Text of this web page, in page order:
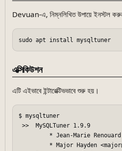
Devuan-এ, নিম্নলিখিত উপায়ে ইনস্টল
এক্সিকিউশন
এটি এইভাবে ইন্টারেক্টিভভাবে শুরু হয়।
$ mysqltuner
>>  MySQLTuner 1.9.9
* Jean-Marie
* Major Hayden